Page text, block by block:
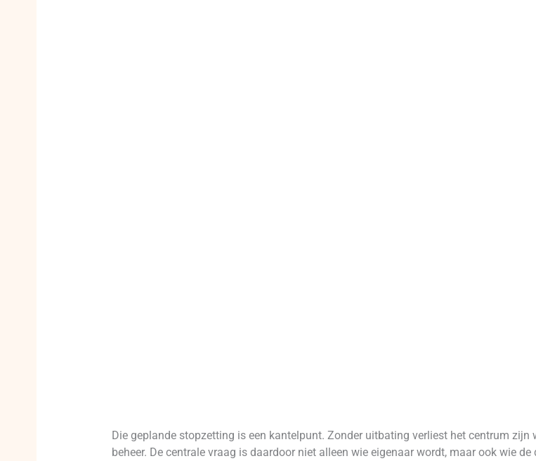
Die geplande stopzetting is een kantelpunt. Zonder uitbating verliest het centrum
beheer. De centrale vraag is daardoor niet alleen wie eigenaar wordt, maar ook wie